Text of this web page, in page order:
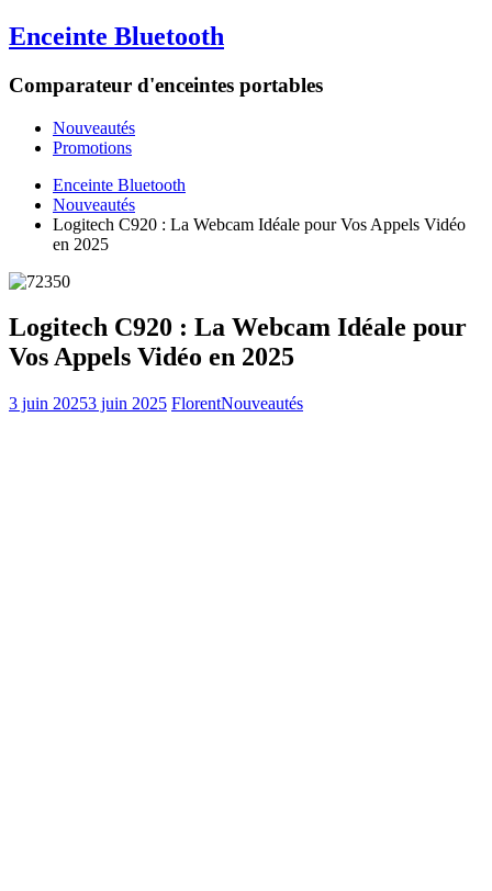
Enceinte Bluetooth
Comparateur d'enceintes portables
Nouveautés
Promotions
Enceinte Bluetooth
Nouveautés
Logitech C920 : La Webcam Idéale pour Vos Appels Vidéo
en 2025
Logitech C920 : La Webcam Idéale pour
Vos Appels Vidéo en 2025
3 juin 20253 juin 2025 FlorentNouveautés